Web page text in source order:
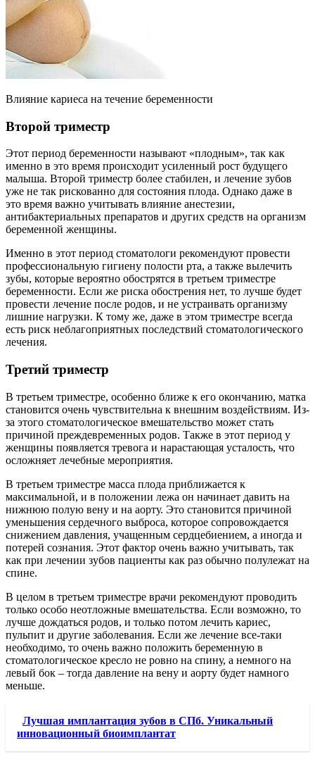
Влияние кариеса на течение беременности
Второй триместр
Этот период беременности называют «плодным», так как
именно в это время происходит усиленный рост будущего
малыша. Второй триместр более стабилен, и лечение зубов
уже не так рискованно для состояния плода. Однако даже в
это время важно учитывать влияние анестезии,
антибактериальных препаратов и других средств на организм
беременной женщины.
Именно в этот период стоматологи рекомендуют провести
профессиональную гигиену полости рта, а также вылечить
зубы, которые вероятно обострятся в третьем триместре
беременности. Если же риска обострения нет, то лучше будет
провести лечение после родов, и не устраивать организму
лишние нагрузки. К тому же, даже в этом триместре всегда
есть риск неблагоприятных последствий стоматологического
лечения.
Третий триместр
В третьем триместре, особенно ближе к его окончанию, матка
становится очень чувствительна к внешним воздействиям. Из-
за этого стоматологическое вмешательство может стать
причиной преждевременных родов. Также в этот период у
женщины появляется тревога и нарастающая усталость, что
осложняет лечебные мероприятия.
В третьем триместре масса плода приближается к
максимальной, и в положении лежа он начинает давить на
нижнюю полую вену и на аорту. Это становится причиной
уменьшения сердечного выброса, которое сопровождается
снижением давления, учащенным сердцебиением, а иногда и
потерей сознания. Этот фактор очень важно учитывать, так
как при лечении зубов пациенты как раз обычно полулежат на
спине.
В целом в третьем триместре врачи рекомендуют проводить
только особо неотложные вмешательства. Если возможно, то
лучше дождаться родов, и только потом лечить кариес,
пульпит и другие заболевания. Если же лечение все-таки
необходимо, то очень важно положить беременную в
стоматологическое кресло не ровно на спину, а немного на
левый бок – тогда давление на вену и аорту будет намного
меньше.
Лучшая имплантация зубов в СПб. Уникальный
инновационный биоимплантат